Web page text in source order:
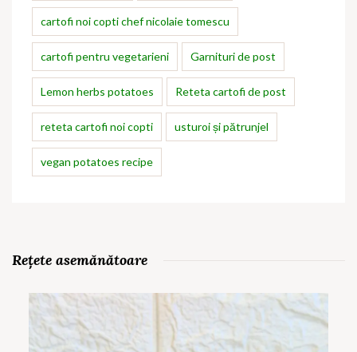
cartofi noi copti chef nicolaie tomescu
cartofi pentru vegetarieni Garnituri de post
Lemon herbs potatoes Reteta cartofi de post
reteta cartofi noi copti usturoi și pătrunjel
vegan potatoes recipe
Rețete asemănătoare